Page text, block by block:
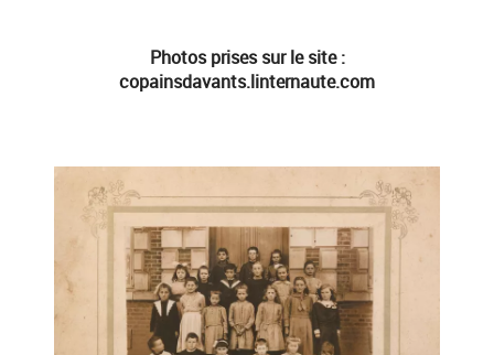
Photos prises sur le site :
copainsdavants.linternaute.com